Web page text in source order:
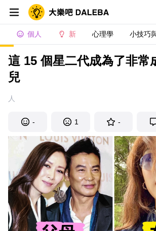
個人 新 心理學 小技巧
這 15 個星二代成為了非常
兒
人
- 1 -